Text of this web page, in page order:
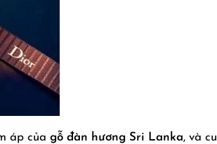
áp của gỗ đàn hương Sri Lanka, và